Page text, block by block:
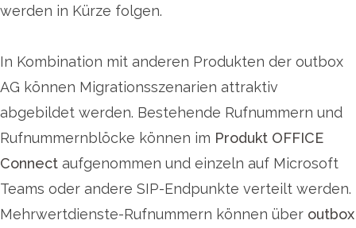
werden in Kürze folgen.
In Kombination mit anderen Produkten der outbox
AG können Migrationsszenarien attraktiv
abgebildet werden. Bestehende Rufnummern und
Rufnummernblöcke können im Produkt OFFICE
Connect aufgenommen und einzeln auf Microsoft
Teams oder andere SIP-Endpunkte verteilt werden.
Mehrwertdienste-Rufnummern können über outbox